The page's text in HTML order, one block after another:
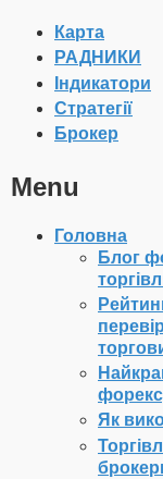
Карта
РАДНИКИ
Індикатори
Стратегії
Брокер
Menu
Головна
Блог
Як